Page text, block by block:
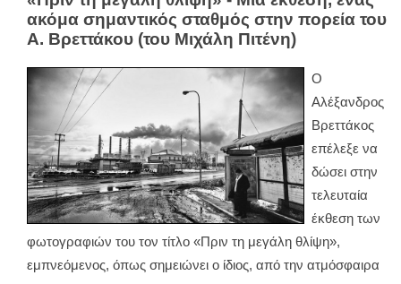
ακόμα σημαντικός σταθμός στην πορεία του
Α. Βρεττάκου (του Μιχάλη Πιτένη)
Ο
Αλέξανδρος
Βρεττάκος
επέλεξε να
δώσει στην
τελευταία
έκθεση των
φωτογραφιών του τον τίτλο «Πριν τη μεγάλη θλίψη»,
εμπνεόμενος, όπως σημειώνει ο ίδιος, από την ατμόσφαιρα